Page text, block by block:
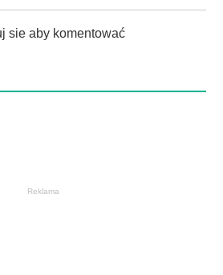
sie aby komentować
Reklama